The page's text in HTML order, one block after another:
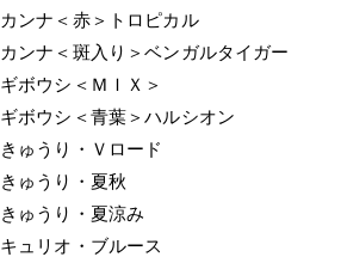
カンナ＜赤＞トロピカル
カンナ＜斑入り＞ベンガルタイガー
ギボウシ＜ＭＩＸ＞
ギボウシ＜青葉＞ハルシオン
きゅうり・Ｖロード
きゅうり・夏秋
きゅうり・夏涼み
キュリオ・ブルース